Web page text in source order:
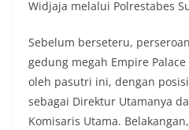
Widjaja melalui Polrestabes
Sebelum berseteru,
gedung megah Empire
oleh pasutri ini, dengan
sebagai Direktur Utamanya
Komisaris Utama.